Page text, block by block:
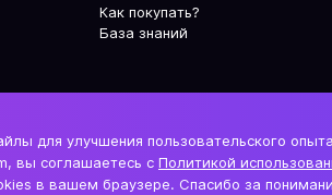
Как покупать?
База знаний
для улучшения пользовательского
вы соглашаетесь с Политикой
в вашем браузере. Спасибо за